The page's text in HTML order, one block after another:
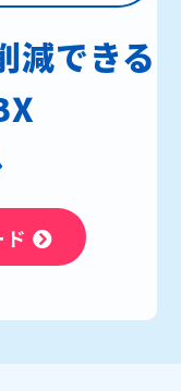
減できる